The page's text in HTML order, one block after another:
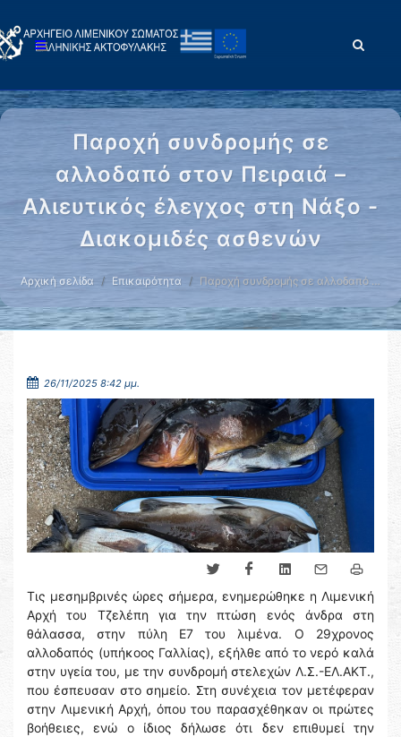
Παροχή συνδρομής σε
αλλοδαπό στον Πειραιά –
Αλιευτικός έλεγχος στη Νάξο -
Διακομιδές ασθενών
Αρχική σελίδα Επικαιρότητα Παροχή συνδρομής σε αλλοδαπό …
26/11/2025 8:42 μμ.
Τις μεσημβρινές ώρες σήμερα, ενημερώθηκε η Λιμενική
Αρχή του Τζελέπη για την πτώση ενός άνδρα στη
θάλασσα, στην πύλη Ε7 του λιμένα. Ο 29χρονος
αλλοδαπός (υπήκοος Γαλλίας), εξήλθε από το νερό καλά
στην υγεία του, με την συνδρομή στελεχών Λ.Σ.-ΕΛ.ΑΚΤ.,
που έσπευσαν στο σημείο. Στη συνέχεια τον μετέφεραν
στην Λιμενική Αρχή, όπου του παρασχέθηκαν οι πρώτες
βοήθειες, ενώ ο ίδιος δήλωσε ότι δεν επιθυμεί την